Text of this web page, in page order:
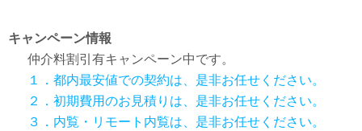
キャンペーン情報
仲介料割引有キャンペーン中です。
１．都内最安値での契約は、是非お任せください。
２．初期費用のお見積りは、是非お任せください。
３．内覧・リモート内覧は、是非お任せください。